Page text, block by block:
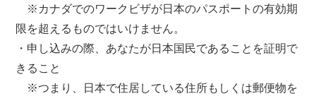
※カナダでのワークビザが日本のパスポートの有効期
限を超えるものではいけません。
・申し込みの際、あなたが日本国民であることを証明で
きること
※つまり、日本で住居している住所もしくは郵便物を